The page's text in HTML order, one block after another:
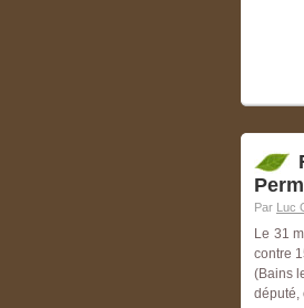
Par Luc
Le 31
contre
(Bains
député,